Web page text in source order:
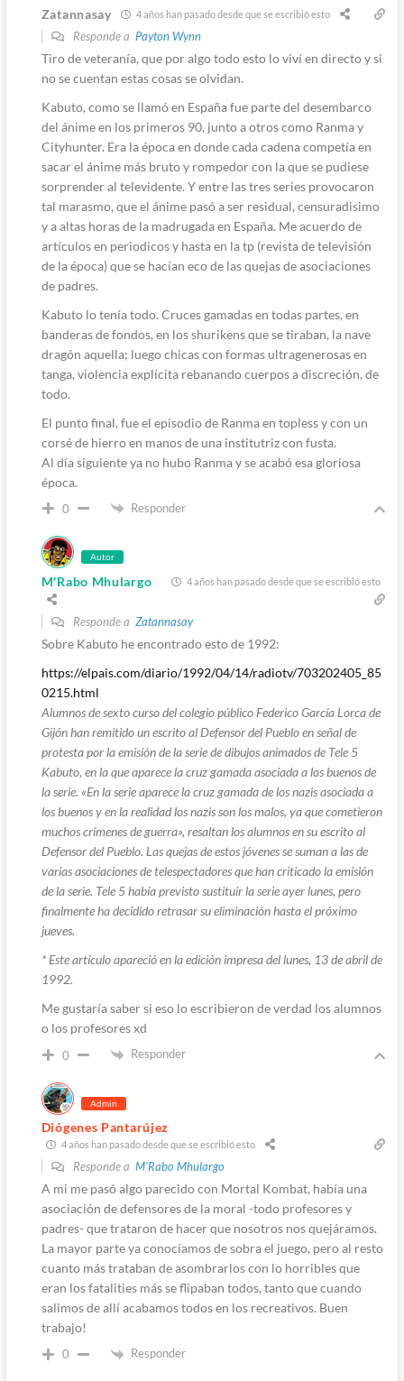
Zatannasay 4 años han pasado desde que se escribió esto
Responde a Payton Wynn
Tiro de veteranía, que por algo todo esto lo viví en directo y si
no se cuentan estas cosas se olvidan.
Kabuto, como se llamó en España fue parte del desembarco
del ánime en los primeros 90, junto a otros como Ranma y
Cityhunter. Era la época en donde cada cadena competía en
sacar el ánime más bruto y rompedor con la que se pudiese
sorprender al televidente. Y entre las tres series provocaron
tal marasmo, que el ánime pasó a ser residual, censuradisimo
y a altas horas de la madrugada en España. Me acuerdo de
artículos en periodicos y hasta en la tp (revista de televisión
de la época) que se hacían eco de las quejas de asociaciones
de padres.
Kabuto lo tenía todo. Cruces gamadas en todas partes, en
banderas de fondos, en los shurikens que se tiraban, la nave
dragón aquella; luego chicas con formas ultragenerosas en
tanga, violencia explícita rebanando cuerpos a discreción, de
todo.
El punto final, fue el episodio de Ranma en topless y con un
corsé de hierro en manos de una institutriz con fusta.
Al día siguiente ya no hubo Ranma y se acabó esa gloriosa
época.
0 Responder
Autor
M'Rabo Mhulargo 4 años han pasado desde que se escribió esto
Responde a Zatannasay
Sobre Kabuto he encontrado esto de 1992:
https://elpais.com/diario/1992/04/14/radiotv/703202405_85
0215.html
Alumnos de sexto curso del colegio público Federico García Lorca de
Gijón han remitido un escrito al Defensor del Pueblo en señal de
protesta por la emisión de la serie de dibujos animados de Tele 5
Kabuto, en la que aparece la cruz gamada asociada a los buenos de
la serie. «En la serie aparece la cruz gamada de los nazis asociada a
los buenos y en la realidad los nazis son los malos, ya que cometieron
muchos crímenes de guerra», resaltan los alumnos en su escrito al
Defensor del Pueblo. Las quejas de estos jóvenes se suman a las de
varias asociaciones de telespectadores que han criticado la emisión
de la serie. Tele 5 había previsto sustituir la serie ayer lunes, pero
finalmente ha decidido retrasar su eliminación hasta el próximo
jueves.
* Este artículo apareció en la edición impresa del lunes, 13 de abril de
1992.
Me gustaría saber si eso lo escribieron de verdad los alumnos
o los profesores xd
0 Responder
Admin
Diógenes Pantarújez
4 años han pasado desde que se escribió esto
Responde a M'Rabo Mhulargo
A mi me pasó algo parecido con Mortal Kombat, había una
asociación de defensores de la moral -todo profesores y
padres- que trataron de hacer que nosotros nos quejáramos.
La mayor parte ya conocíamos de sobra el juego, pero al resto
cuanto más trataban de asombrarlos con lo horribles que
eran los fatalities más se flipaban todos, tanto que cuando
salimos de allí acabamos todos en los recreativos. Buen
trabajo!
0 Responder